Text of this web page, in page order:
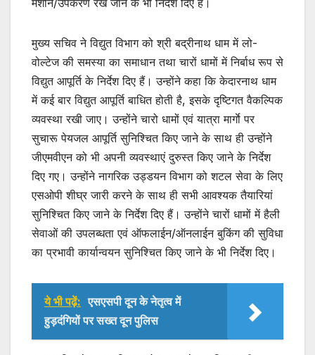
मुख्य सचिव ने विद्युत विभाग को श्री बद्रीनाथ धाम में लो-
वोल्टेज की समस्या का समाधान तथा चारों धामों में निर्बाध रूप से
विद्युत आपूर्ति के निर्देश दिए हैं। उन्होंने कहा कि केदारनाथ धाम
में कई बार विद्युत आपूर्ति बाधित होती है, इसके दृष्टिगत वैकल्पिक
व्यवस्था रखी जाए। उन्होंने चारो धामों एवं यात्रा मार्गाे पर
सुचारू पेयजल आपूर्ति सुनिश्चित किए जाने के साथ ही उन्होंने
जीएमवीएन को भी अपनी व्यवस्थाएं दुरुस्त किए जाने के निर्देश
दिए गए। उन्होंने नागरिक उड्डयन विभाग को शटल सेवा के लिए
एसओपी शीघ्र जारी करने के साथ ही सभी आवश्यक तैयारियां
सुनिश्चित किए जाने के निर्देश दिए हैं। उन्होंने चारों धामों में हैली
सेवाओं की उपलब्धता एवं ऑफलाईन/ऑनलाईन बुकिंग की सुविधा
का प्रभावी कार्यान्वयन सुनिश्चित किए जाने के भी निर्देश दिए।
ये भी पढ़ें: एसएसपी दून के नेतृत्व में
हुड़दंगियों पर सख्त दून पुलिस